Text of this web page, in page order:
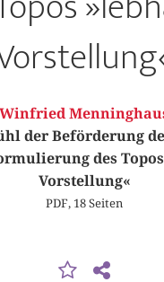
Winfried
der Beförderung
des
Vorstellung«
PDF, 18 Seiten